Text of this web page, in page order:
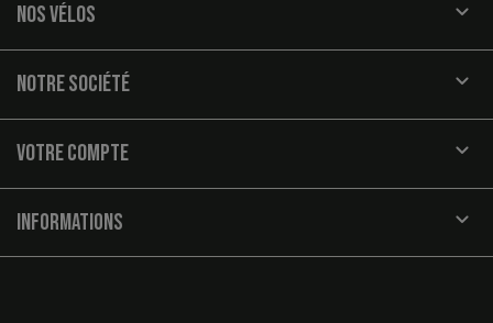
NOS VÉLOS 
NOTRE SOCIÉTÉ 
VOTRE COMPTE 
INFORMATIONS keyboard_arrow_down